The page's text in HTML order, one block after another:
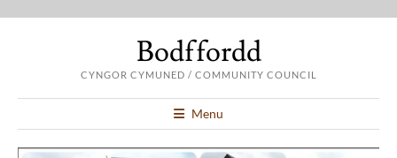
Bodffordd
CYNGOR CYMUNED / COMMUNITY COUNCIL
Menu